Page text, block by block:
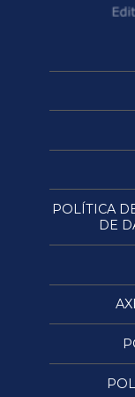
POLÍTICA
DE